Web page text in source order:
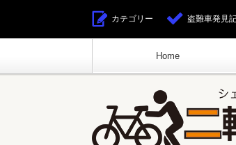
Home
カテゴリー 盗難車発見